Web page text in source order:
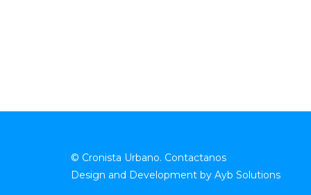
© Cronista Urbano. Contactanos
Design and Development by Ayb Solutions